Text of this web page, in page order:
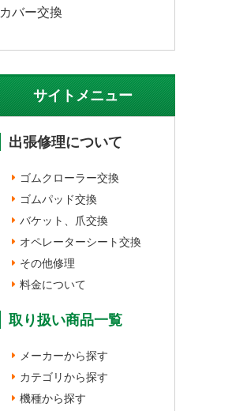
カバー交換
サイトメニュー
出張修理について
ゴムクローラー交換
ゴムパッド交換
バケット、爪交換
オペレーターシート交換
その他修理
料金について
取り扱い商品一覧
メーカーから探す
カテゴリから探す
機種から探す